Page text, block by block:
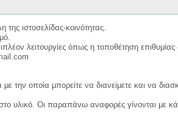
ιστοσελίδας-κοινότητας.
λειτουργίες όπως η τοποθέτηση
οποία μπορείτε να διανείμετε και να
υλικό. Οι παραπάνω αναφορές γίνονται με